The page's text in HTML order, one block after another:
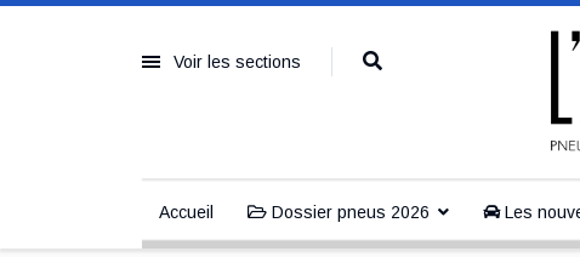
Voir les sections
Accueil Dossier pneus 2026 Les